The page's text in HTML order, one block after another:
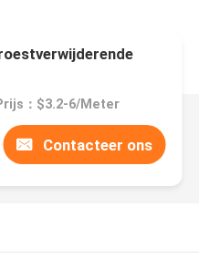
：$3.2-6/Meter
Contacteer ons